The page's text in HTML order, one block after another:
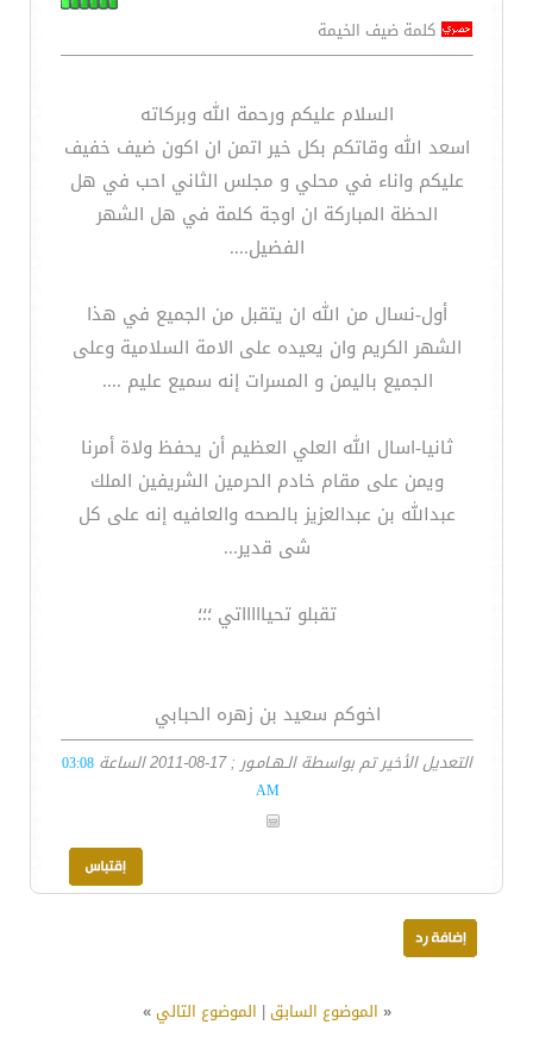
كلمة ضيف الخيمة
السلام عليكم ورحمة الله وبركاته
اسعد الله وقاتكم بكل خير اتمن ان اكون ضيف خفيف
عليكم واناء في محلي و مجلس الثاني احب في هل
الحظة المباركة ان اوجة كلمة في هل الشهر
الفضيل....
أول-نسال من الله ان يتقبل من الجميع في هذا
الشهر الكريم وان يعيده على الامة السلامية وعلى
الجميع باليمن و المسرات إنه سميع عليم ....
ثانيا-اسال الله العلي العظيم أن يحفظ ولاة أمرنا
ويمن على مقام خادم الحرمين الشريفين الملك
عبدالله بن عبدالعزيز بالصحه والعافيه إنه على كل
شى قدير...
تقبلو تحياااااتي ؛؛؛
اخوكم سعيد بن زهره الحبابي
التعديل الأخير تم بواسطة الـهـامـور ; 17-08-2011 الساعة
03:08
AM
« الموضوع السابق| الموضوع التالي»